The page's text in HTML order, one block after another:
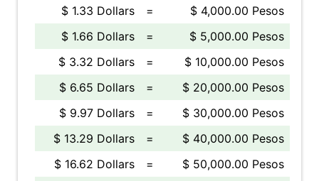
$ 1.33 Dollars
=
$ 4,000.00 Pesos
$ 1.66 Dollars
=
$ 5,000.00 Pesos
$ 3.32 Dollars
=
$ 10,000.00 Pesos
$ 6.65 Dollars
=
$ 20,000.00 Pesos
$ 9.97 Dollars
=
$ 30,000.00 Pesos
$ 13.29 Dollars
=
$ 40,000.00 Pesos
$ 16.62 Dollars
=
$ 50,000.00 Pesos